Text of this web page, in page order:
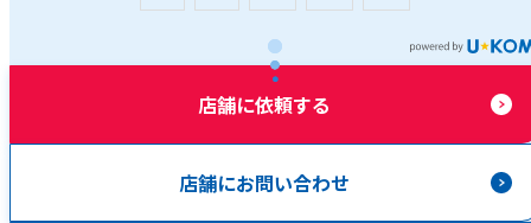
店舗に依頼する
店舗にお問い合わせ